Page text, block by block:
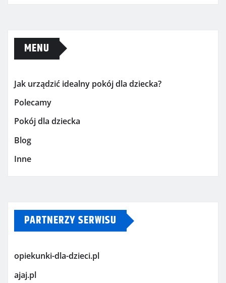
MENU
Jak urządzić idealny pokój dla dziecka?
Polecamy
Pokój dla dziecka
Blog
Inne
PARTNERZY SERWISU
opiekunki-dla-dzieci.pl
ajaj.pl